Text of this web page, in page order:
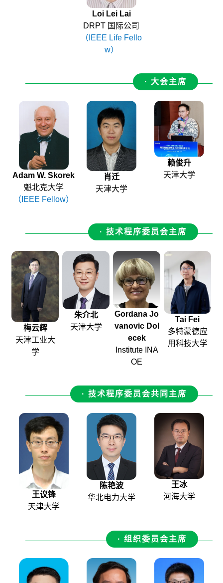
Loi Lei Lai
DRPT 国际公司
（IEEE Life Fello
w）
· 大会主席
Adam W. Skorek
魁北克大学
（IEEE Fellow）
肖迁
天津大学
赖俊升
天津大学
· 技术程序委员会主席
梅云辉
天津工业大
学
朱介北
天津大学
Gordana Jo
vanovic Dol
ecek
Institute INA
OE
Tai Fei
多特蒙德应
用科技大学
· 技术程序委员会共同主席
王议锋
天津大学
陈艳波
华北电力大学
王冰
河海大学
· 组织委员会主席